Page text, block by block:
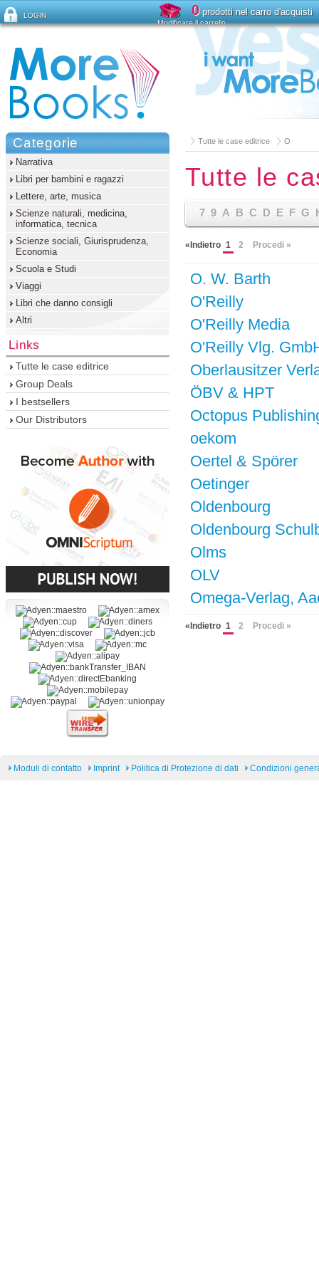
Tutte le case editrice O
Tutte le
7 9 A B C D E F G
«Indietro 1 2 Procedi »
O. W. Barth
O'Reilly
O'Reilly Media
O'Reilly Vlg.
Oberlausitzer
ÖBV & HPT
Octopus
oekom
Oertel & Spörer
Oetinger
Oldenbourg
Oldenbourg
Olms
OLV
Omega-Verlag,
«Indietro 1 2 Procedi »
Categorie
Narrativa
Libri per bambini e ragazzi
Lettere, arte, musica
Scienze naturali, medicina,
informatica, tecnica
Scienze sociali, Giurisprudenza,
Economia
Scuola e Studi
Viaggi
Libri che danno consigli
Altri
Links
Tutte le case editrice
Group Deals
I bestsellers
Our Distributors
Moduli di contatto Imprint Politica di Protezione di dati Condizioni
LOGIN
Ha dimenticato la password?
0prodotti nel carro d'acquisti
Modificare il carrello